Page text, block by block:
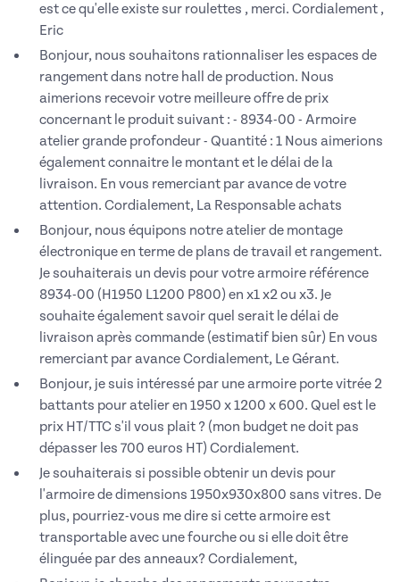
est ce qu'elle existe sur roulettes , merci. Cordialement ,
Eric
Bonjour, nous souhaitons rationnaliser les espaces de
rangement dans notre hall de production. Nous
aimerions recevoir votre meilleure offre de prix
concernant le produit suivant : - 8934-00 - Armoire
atelier grande profondeur - Quantité : 1 Nous aimerions
également connaitre le montant et le délai de la
livraison. En vous remerciant par avance de votre
attention. Cordialement, La Responsable achats
Bonjour, nous équipons notre atelier de montage
électronique en terme de plans de travail et rangement.
Je souhaiterais un devis pour votre armoire référence
8934-00 (H1950 L1200 P800) en x1 x2 ou x3. Je
souhaite également savoir quel serait le délai de
livraison après commande (estimatif bien sûr) En vous
remerciant par avance Cordialement, Le Gérant.
Bonjour, je suis intéressé par une armoire porte vitrée 2
battants pour atelier en 1950 x 1200 x 600. Quel est le
prix HT/TTC s'il vous plait ? (mon budget ne doit pas
dépasser les 700 euros HT) Cordialement.
Je souhaiterais si possible obtenir un devis pour
l'armoire de dimensions 1950x930x800 sans vitres. De
plus, pourriez-vous me dire si cette armoire est
transportable avec une fourche ou si elle doit être
élinguée par des anneaux? Cordialement,